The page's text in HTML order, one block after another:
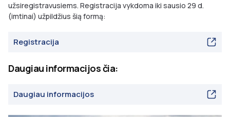
užsiregistravusiems. Registracija vykdoma iki sausio 29 d.
(imtinai) užpildžius šią formą:
Registracija
Daugiau informacijos čia:
Daugiau informacijos